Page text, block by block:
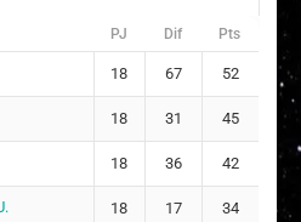
PJ Dif Pts
18 67 52
18 31 45
18 36 42
18 17 34